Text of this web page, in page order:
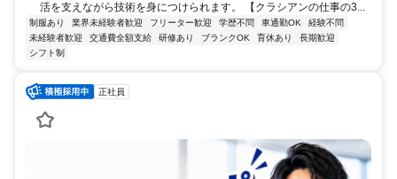
活を支えながら技術を身につけられます。 【クラシアンの仕事の3...
制服あり 業界未経験者歓迎 フリーター歓迎 学歴不問 車通勤OK
経験不問
未経験者歓迎
交通費全額支給 研修あり ブランクOK 育休あり
長期歓迎
シフト制
正社員